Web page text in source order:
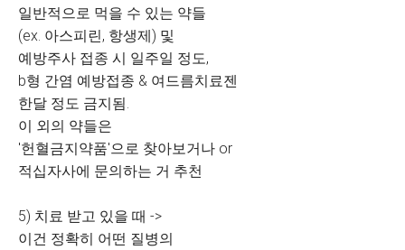
일반적으로 먹을 수 있는 약들
(ex. 아스피린, 항생제) 및
예방주사 접종 시 일주일 정도,
b형 간염 예방접종 & 여드름치료젠
한달 정도 금지됨.
이 외의 약들은
'헌혈금지약품'으로 찾아보거나 or
적십자사에 문의하는 거 추천
5) 치료 받고 있을 때 ->
이건 정확히 어떤 질병의